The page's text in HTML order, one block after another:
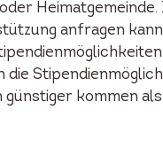
anfragen
kommen